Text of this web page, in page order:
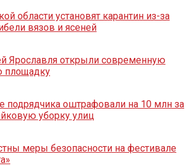
области установят карантин из-за
вязов и ясеней
Ярославля открыли современную
площадку
подрядчика оштрафовали на 10 млн за
уборку улиц
меры безопасности на фестивале